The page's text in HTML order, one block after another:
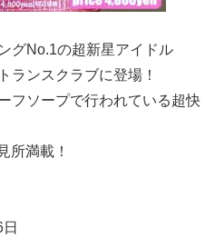
グNo.1の超新星アイドル
ランスクラブに登場！
フソープで行われている超快
所満載！